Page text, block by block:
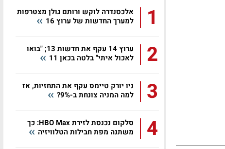
1
אלכסנדרה לוקש ורותם גולן מצטרפות
למערך החדשות של ערוץ 16
2
ערוץ 14 עקף את חדשות 13; "בואו
לאכול איתי" בלטה בכאן 11
3
ניו יורק טיימס עקף את התחזיות, אז
למה המניה צונחת ב-9%?
4
סלקום נכנסת לזירת HBO Max: כך
משתנה מפת חבילות הטלוויזיה